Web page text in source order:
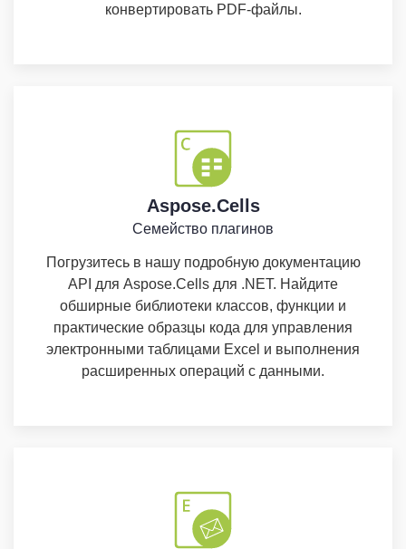
конвертировать PDF-файлы.
Aspose.Cells
Семейство плагинов
Погрузитесь в нашу подробную документацию
API для Aspose.Cells для .NET. Найдите
обширные библиотеки классов, функции и
практические образцы кода для управления
электронными таблицами Excel и выполнения
расширенных операций с данными.